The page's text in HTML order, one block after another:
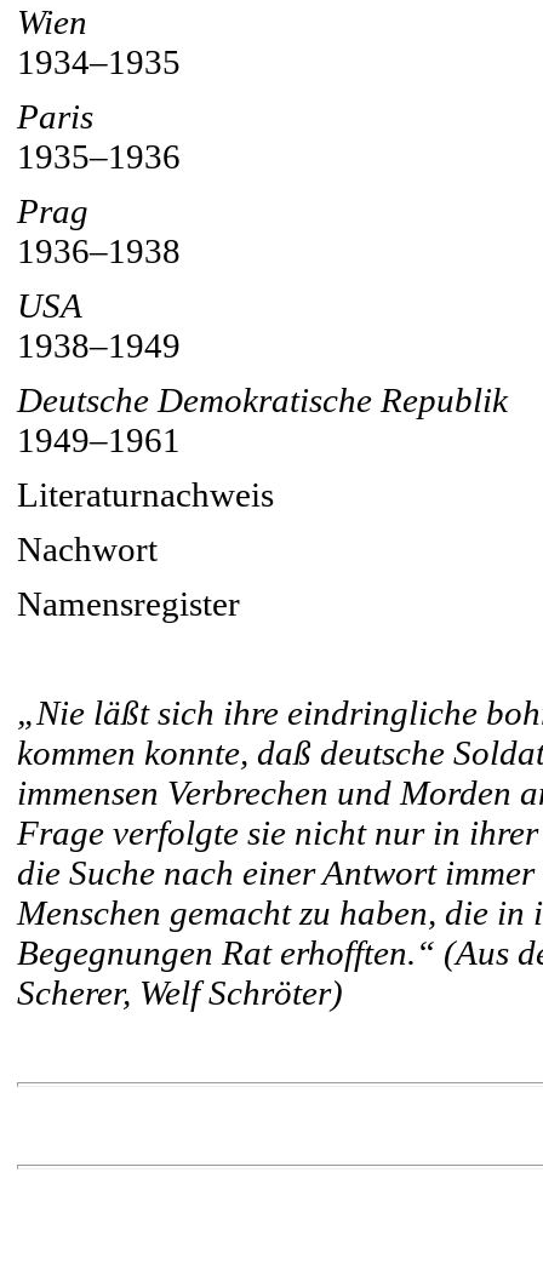
Wien
1934–1935
Paris
1935–1936
Prag
1936–1938
USA
1938–1949
Deutsche Demokratische Republik
1949–1961
Literaturnachweis
Nachwort
Namensregister
„Nie läßt sich ihre eindringliche
kommen konnte, daß deutsche
immensen Verbrechen und Morden
Frage verfolgte sie nicht nur in
die Suche nach einer Antwort
Menschen gemacht zu haben, die
Begegnungen Rat erhofften.“ (Aus
Scherer, Welf Schröter)